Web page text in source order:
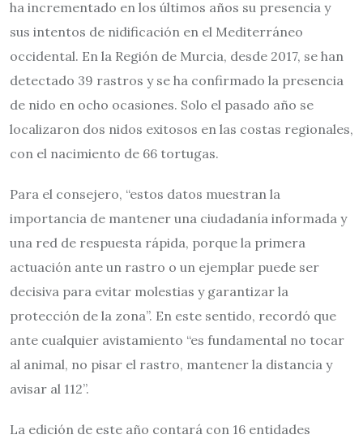
ha incrementado en los últimos años su presencia y
sus intentos de nidificación en el Mediterráneo
occidental. En la Región de Murcia, desde 2017, se han
detectado 39 rastros y se ha confirmado la presencia
de nido en ocho ocasiones. Solo el pasado año se
localizaron dos nidos exitosos en las costas regionales,
con el nacimiento de 66 tortugas.
Para el consejero, “estos datos muestran la
importancia de mantener una ciudadanía informada y
una red de respuesta rápida, porque la primera
actuación ante un rastro o un ejemplar puede ser
decisiva para evitar molestias y garantizar la
protección de la zona”. En este sentido, recordó que
ante cualquier avistamiento “es fundamental no tocar
al animal, no pisar el rastro, mantener la distancia y
avisar al 112”.
La edición de este año contará con 16 entidades